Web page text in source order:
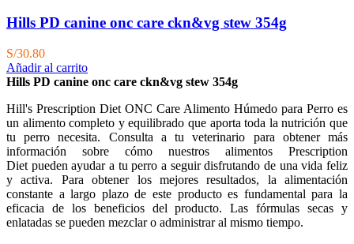
Hills PD canine onc care ckn&vg stew 354g
S/30.80
Añadir al carrito
Hills PD canine onc care ckn&vg stew 354g
Hill's Prescription Diet ONC Care Alimento Húmedo para Perro es
un alimento completo y equilibrado que aporta toda la nutrición que
tu perro necesita. Consulta a tu veterinario para obtener más
información sobre cómo nuestros alimentos Prescription
Diet pueden ayudar a tu perro a seguir disfrutando de una vida feliz
y activa. Para obtener los mejores resultados, la alimentación
constante a largo plazo de este producto es fundamental para la
eficacia de los beneficios del producto. Las fórmulas secas y
enlatadas se pueden mezclar o administrar al mismo tiempo.